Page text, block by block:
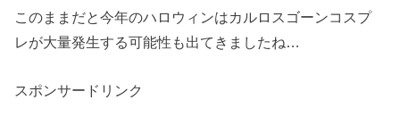
このままだと今年のハロウィンはカルロスゴーンコスプ
レが大量発生する可能性も出てきましたね…
スポンサードリンク